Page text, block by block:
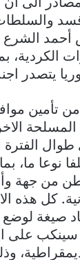
أحمد
الكردية،
يتصدر
تأمين
المسلحة
الفترة
نوعا ما،
من جهة
كل هذه
صيغة
سينكب على